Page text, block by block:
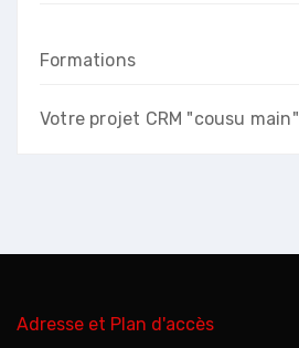
Formations
Votre projet CRM "cousu main"
Adresse et Plan d'accès